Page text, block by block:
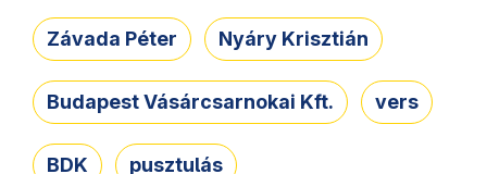
Závada Péter Nyáry Krisztián
Budapest Vásárcsarnokai Kft. vers
BDK pusztulás